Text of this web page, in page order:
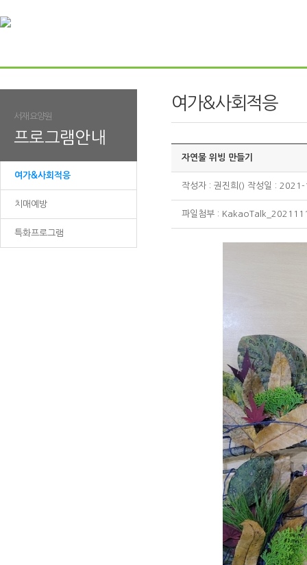
서재요양원
프로그램안내
여가&사회적응
치매예방
특화프로그램
여가&사회적응
자연물 위빙 만들기
작성자 : 권진희() 작성일 :
파일첨부 :